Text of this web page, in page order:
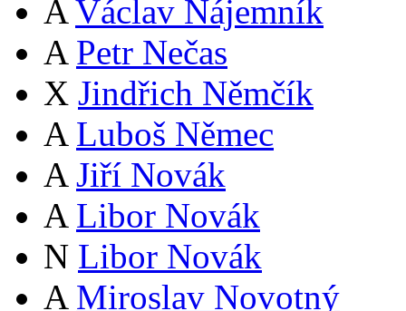
A Václav Nájemník
A Petr Nečas
X Jindřich Němčík
A Luboš Němec
A Jiří Novák
A Libor Novák
N Libor Novák
A Miroslav Novotný